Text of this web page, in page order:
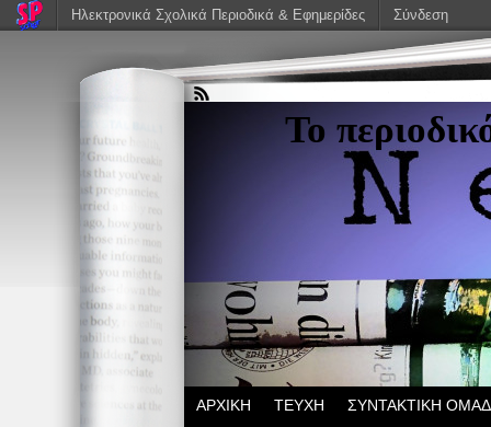
Το
ΑΡΧΙΚΗ ΤΕΥΧΗ ΣΥΝΤΑΚΤΙΚΗ
Ηλεκτρονικά Σχολικά Περιοδικά & Εφημερίδες Σύνδεση